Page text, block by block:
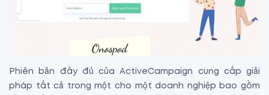
Phiên bản đầy đủ của ActiveCampaign cung cấp giải
pháp tất cả trong một cho một doanh nghiệp bao gồm